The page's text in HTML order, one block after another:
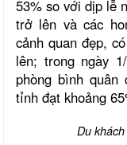
53% so với dịp lễ
trở lên và các
cảnh quan đẹp,
lên; trong ngày
phòng bình
tỉnh đạt khoảng
Du